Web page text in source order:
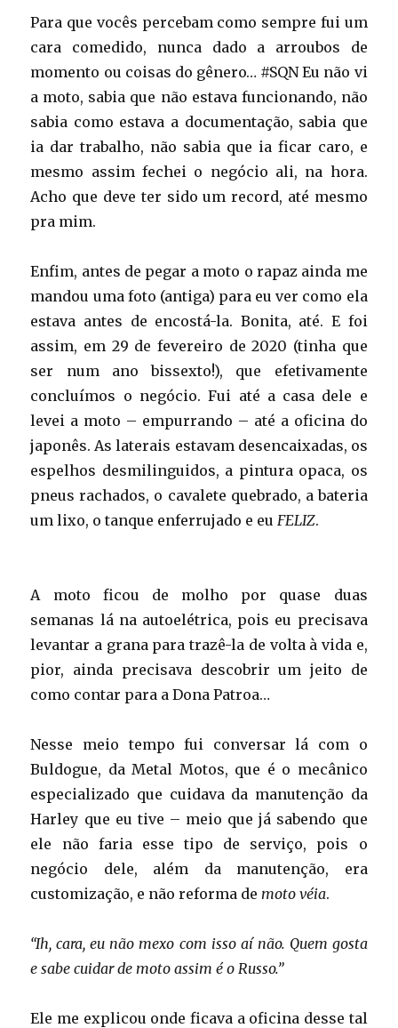
Para que vocês percebam como sempre fui um
cara comedido, nunca dado a arroubos de
momento ou coisas do gênero… #SQN Eu não vi
a moto, sabia que não estava funcionando, não
sabia como estava a documentação, sabia que
ia dar trabalho, não sabia que ia ficar caro, e
mesmo assim fechei o negócio ali, na hora.
Acho que deve ter sido um record, até mesmo
pra mim.
Enfim, antes de pegar a moto o rapaz ainda me
mandou uma foto (antiga) para eu ver como ela
estava antes de encostá-la. Bonita, até. E foi
assim, em 29 de fevereiro de 2020 (tinha que
ser num ano bissexto!), que efetivamente
concluímos o negócio. Fui até a casa dele e
levei a moto – empurrando – até a oficina do
japonês. As laterais estavam desencaixadas, os
espelhos desmilinguidos, a pintura opaca, os
pneus rachados, o cavalete quebrado, a bateria
um lixo, o tanque enferrujado e eu FELIZ.
A moto ficou de molho por quase duas
semanas lá na autoelétrica, pois eu precisava
levantar a grana para trazê-la de volta à vida e,
pior, ainda precisava descobrir um jeito de
como contar para a Dona Patroa…
Nesse meio tempo fui conversar lá com o
Buldogue, da Metal Motos, que é o mecânico
especializado que cuidava da manutenção da
Harley que eu tive – meio que já sabendo que
ele não faria esse tipo de serviço, pois o
negócio dele, além da manutenção, era
customização, e não reforma de moto véia.
“Ih, cara, eu não mexo com isso aí não. Quem gosta
e sabe cuidar de moto assim é o Russo.”
Ele me explicou onde ficava a oficina desse tal